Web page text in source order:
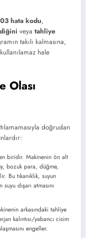
hata kodu,
veya tahliye
takılı kalmasına,
hale
Olası
doğrudan
biridir. Makinenin ön alt
bozuk para, düğme,
Bu tıkanıklık, suyun
dışarı atmasını
arkasındaki tahliye
kalıntısı/yabancı cisim
engeller.